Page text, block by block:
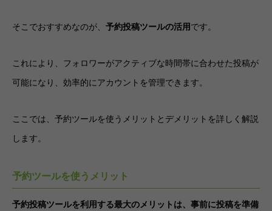
そこでおすすめなのが、 予約投稿ツールの活用です。
これにより、フォロワーがアクティブな時間帯に合わせた投稿が
可能になり、効率的にアカウントを管理できます。
ここでは、予約ツールを使うメリットとデメリットを詳しく解説
します。
予約ツールを使うメリット
予約投稿ツールを利用する最大のメリットは、事前に投稿を準備